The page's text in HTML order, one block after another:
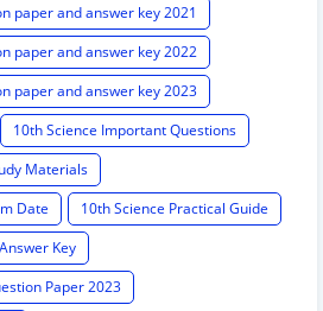
paper and answer key 2021
paper and answer key 2022
paper and answer key 2023
10th Science Important Questions
Materials
Date
10th Science Practical Guide
Key
Paper 2023